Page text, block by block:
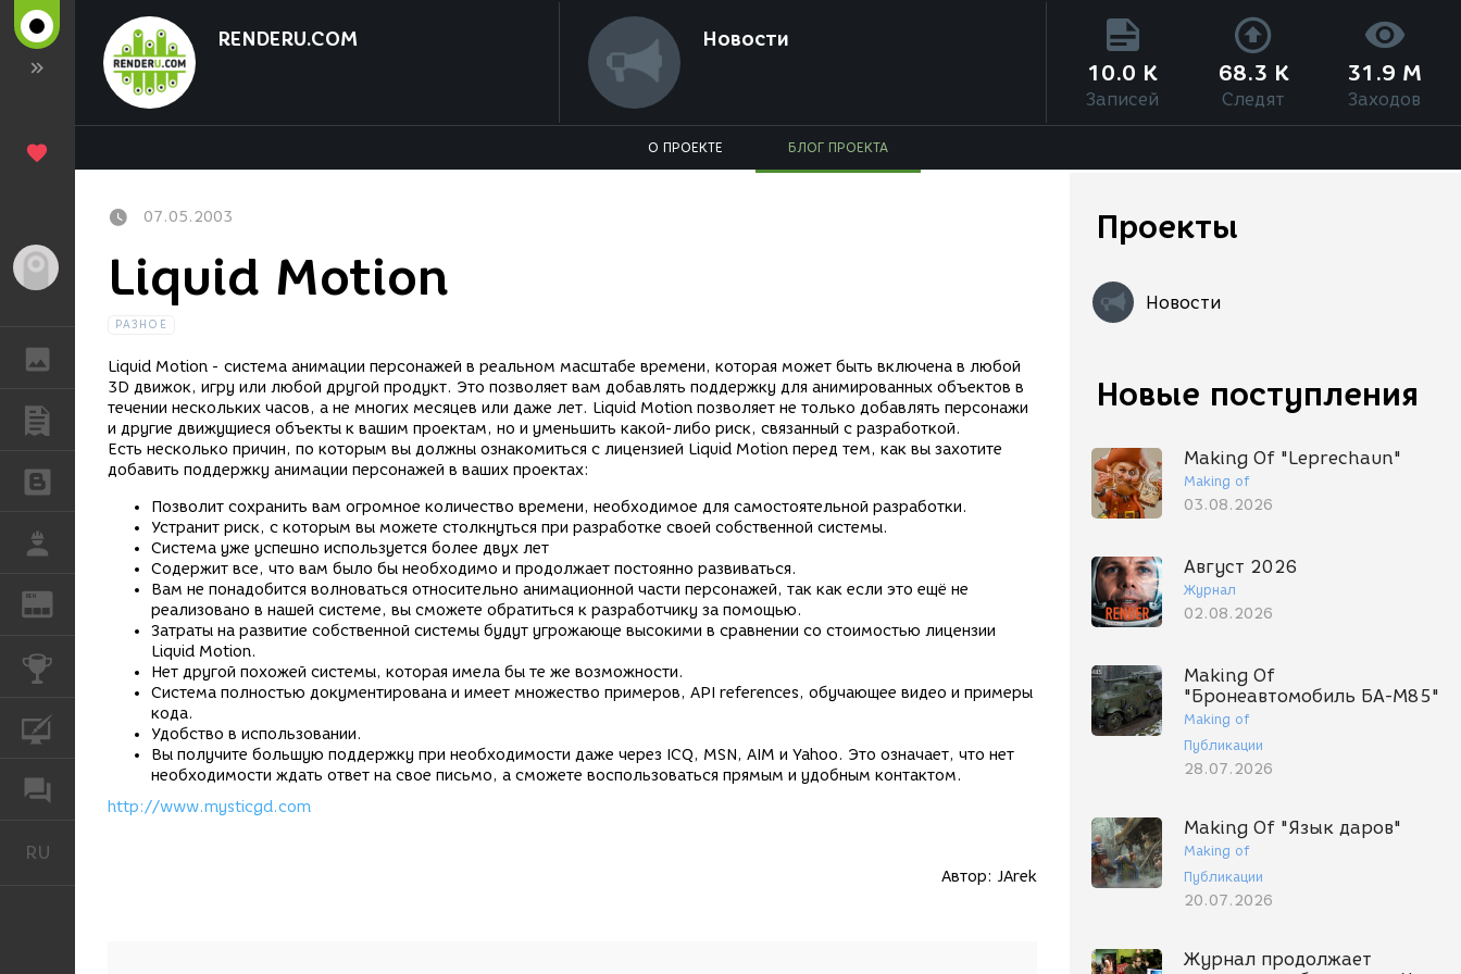
ГАЛЕРЕЯ
ПУБЛИКАЦИИ
БЛОГИ
REN
КОНКУРСЫ
RU
RENDERU.COM Новости
10.0 K
Записей
68.3 K
Следят
31.9 M
Заходов
О ПРОЕКТЕ БЛОГ ПРОЕКТА
Проекты
Новости
Новые поступления
Making Of "Leprechaun"
Making of
03.08.2026
Август 2026
Журнал
02.08.2026
Making Of
"Бронеавтомобиль БА-М85"
Making of
Публикации
28.07.2026
Making Of "Язык даров"
Making of
Публикации
20.07.2026
Журнал продолжает
07.05.2003
Liquid Motion
РАЗНОЕ
Liquid Motion - система анимации персонажей в реальном масштабе времени, которая может быть включена в любой
3D движок, игру или любой другой продукт. Это позволяет вам добавлять поддержку для анимированных объектов в
течении нескольких часов, а не многих месяцев или даже лет. Liquid Motion позволяет не только добавлять персонажи
и другие движущиеся объекты к вашим проектам, но и уменьшить какой-либо риск, связанный с разработкой.
Есть несколько причин, по которым вы должны ознакомиться с лицензией Liquid Motion перед тем, как вы захотите
добавить поддержку анимации персонажей в ваших проектах:
Позволит сохранить вам огромное количество времени, необходимое для самостоятельной разработки.
Устранит риск, с которым вы можете столкнуться при разработке своей собственной системы.
Система уже успешно используется более двух лет
Содержит все, что вам было бы необходимо и продолжает постоянно развиваться.
Вам не понадобится волноваться относительно анимационной части персонажей, так как если это ещё не
реализовано в нашей системе, вы сможете обратиться к разработчику за помощью.
Затраты на развитие собственной системы будут угрожающе высокими в сравнении со стоимостью лицензии
Liquid Motion.
Нет другой похожей системы, которая имела бы те же возможности.
Система полностью документирована и имеет множество примеров, API references, обучающее видео и примеры
кода.
Удобство в использовании.
Вы получите большую поддержку при необходимости даже через ICQ, MSN, AIM и Yahoo. Это означает, что нет
необходимости ждать ответ на свое письмо, а сможете воспользоваться прямым и удобным контактом.
http://www.mysticgd.com
Автор: JArek